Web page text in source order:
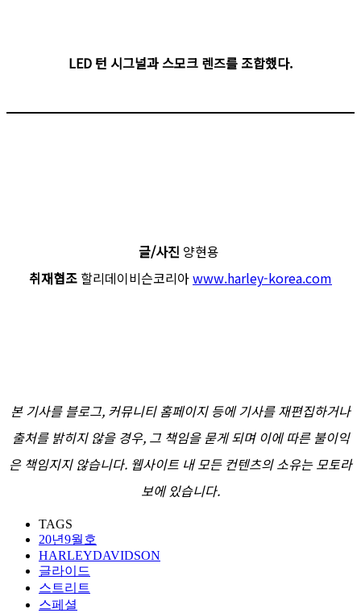
LED 턴 시그널과 스모크 렌즈를 조합했다.
글/사진 양현용
취재협조 할리데이비슨코리아www.harley-korea.com
본 기사를 블로그, 커뮤니티 홈페이지 등에 기사를 재편집하거나
출처를 밝히지 않을 경우, 그 책임을 묻게 되며 이에 따른 불이익
은 책임지지 않습니다. 웹사이트 내 모든 컨텐츠의 소유는 모토라
보에 있습니다.
TAGS
20년9월호
HARLEYDAVIDSON
글라이드
스트리트
스페셜